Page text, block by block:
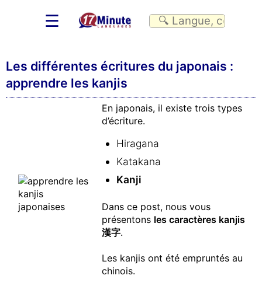
☰
Les différentes écritures du japonais :
apprendre les kanjis
En japonais, il existe trois types
d’écriture.
Hiragana
Katakana
Kanji
Dans ce post, nous vous
présentons les caractères kanjis
漢字.
Les kanjis ont été empruntés au
chinois.